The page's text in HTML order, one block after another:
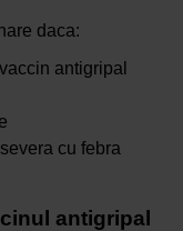
daca:
antigripal
cu febra
antigripal